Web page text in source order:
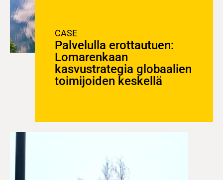
CASE
Palvelulla erottautuen:
Lomarenkaan
kasvustrategia globaalien
toimijoiden keskellä